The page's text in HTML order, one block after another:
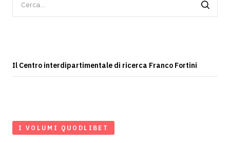
per:
Il Centro interdipartimentale di ricerca Franco Fortini
I VOLUMI QUODLIBET